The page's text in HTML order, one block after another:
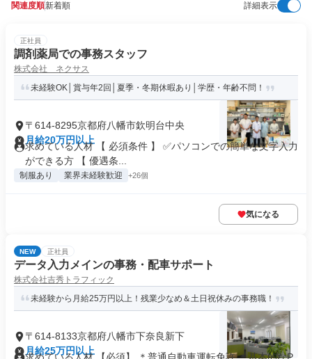
関連度順新着順 詳細表示
正社員
調剤薬局での事務スタッフ
株式会社 ネクサス
未経験OK│賞与年2回│夏季・冬期休暇あり│学歴・年齢不問！
〒614-8295京都府八幡市欽明台中央
月給20万円以上
求めている人材 【 必須条件 】 ✅パソコンでの簡単な文字入力
ができる方 【 優遇条...
制服あり 業界未経験歓迎 +26個
気になる
NEW 正社員
データ入力メインの事務・配車サポート
株式会社吉秀トラフィック
未経験から月給25万円以上！残業少なめ＆土日祝休みの事務職！
〒614-8133京都府八幡市下奈良新下
月給25万円以上